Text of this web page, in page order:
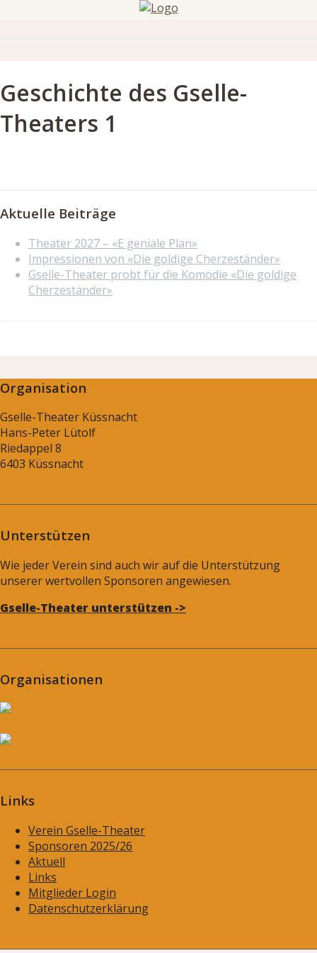
Geschichte des Gselle-
Theaters 1
Aktuelle Beiträge
Theater 2027 – «E geniale Plan»
Impressionen von «Die goldige Cherzeständer»
Gselle-Theater probt für die Komödie «Die goldige
Cherzeständer»
Organisation
Gselle-Theater Küssnacht
Hans-Peter Lütolf
Riedappel 8
6403 Küssnacht
Unterstützen
Wie jeder Verein sind auch wir auf die Unterstützung
unserer wertvollen Sponsoren angewiesen.
Gselle-Theater unterstützen ->
Organisationen
Links
Verein Gselle-Theater
Sponsoren 2025/26
Aktuell
Links
Mitglieder Login
Datenschutzerklärung